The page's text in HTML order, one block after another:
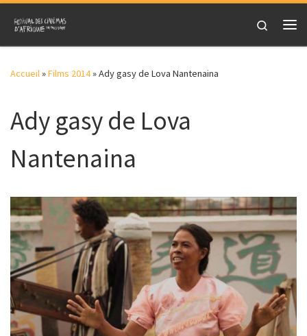
Skip to content
Search
Accueil»Films 2014»Ady gasy de Lova Nantenaina
Ady gasy de Lova
Nantenaina